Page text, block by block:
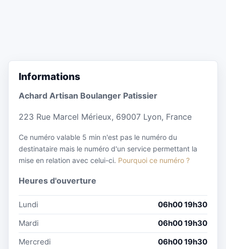
Informations
Achard Artisan Boulanger Patissier
223 Rue Marcel Mérieux, 69007 Lyon, France
Ce numéro valable 5 min n'est pas le numéro du
destinataire mais le numéro d'un service permettant la
mise en relation avec celui-ci. Pourquoi ce numéro ?
Heures d'ouverture
Lundi
06h00 19h30
Mardi
06h00 19h30
Mercredi
06h00 19h30